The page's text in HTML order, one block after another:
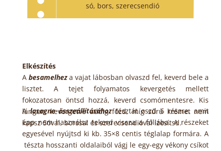
só, bors, szerecsendió
Elkészítés
A besamelhez a vajat lábosban olvaszd fel, keverd bele a
lisztet. A tejet folyamatos kevergetés mellett
fokozatosan öntsd hozzá, keverd csomómentesre. Kis
lángon, kevergetve addig főzd, míg sűrű krémet nem
kapsz Sóval, borssal és szerecsendióval ízesítsd.
Alasagne összeállításáhoztésztát oszd 6 részre, amit
épp nem használsz tekerd vissza a fóliába. A részeket
egyesével nyújtsd ki kb. 35×8 centis téglalap formára. A
tészta hosszanti oldalaiból vágj le egy-egy vékony csíkot